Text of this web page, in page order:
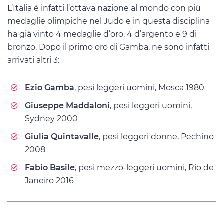
L’Italia è infatti l’ottava nazione al mondo con più
medaglie olimpiche nel Judo e in questa disciplina
ha già vinto 4 medaglie d’oro, 4 d’argento e 9 di
bronzo. Dopo il primo oro di Gamba, ne sono infatti
arrivati altri 3:
Ezio Gamba, pesi leggeri uomini, Mosca 1980
Giuseppe Maddaloni, pesi leggeri uomini,
Sydney 2000
Giulia Quintavalle, pesi leggeri donne, Pechino
2008
Fabio Basile, pesi mezzo-leggeri uomini, Rio de
Janeiro 2016